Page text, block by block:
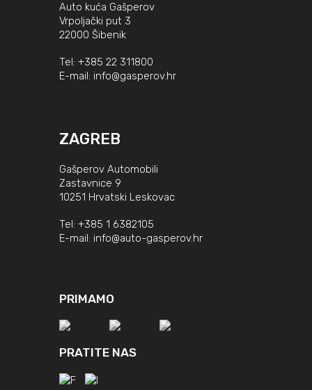
Auto kuća Gašperov
Vrpoljački put 3
22000 Šibenik
Tel: +385 22 311800
E-mail: info@gasperov.hr
ZAGREB
Gašperov Automobili
Zastavnice 9
10251 Hrvatski Leskovac
Tel: +385 1 6382105
E-mail: info@auto-gasperov.hr
PRIMAMO
PRATITE NAS